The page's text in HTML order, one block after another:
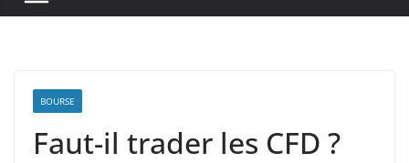
BOURSE
Faut-il trader les CFD ?